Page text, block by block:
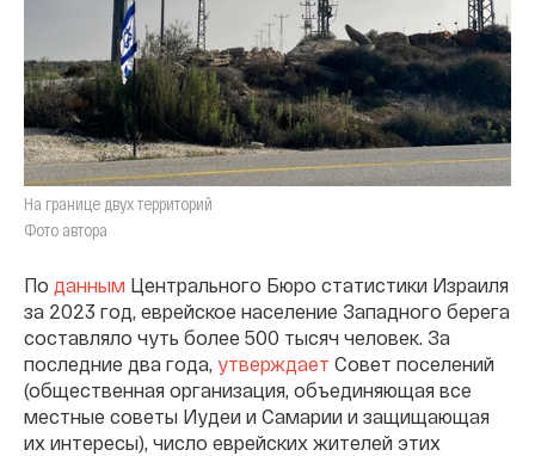
На границе двух территорий
Фото автора
По данным Центрального Бюро статистики Израиля
за 2023 год, еврейское население Западного берега
составляло чуть более 500 тысяч человек. За
последние два года, утверждает Совет поселений
(общественная организация, объединяющая все
местные советы Иудеи и Самарии и защищающая
их интересы), число еврейских жителей этих